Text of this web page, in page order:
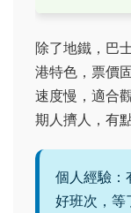
除了地鐵，巴
港特色，票價
速度慢，適合
期人擠人，有
個人經驗：
好班次，等